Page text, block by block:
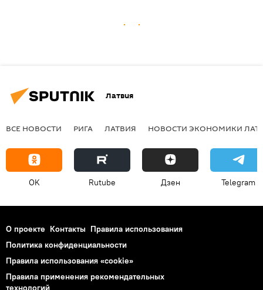
Латвия
ВСЕ НОВОСТИ РИГА ЛАТВИЯ НОВОСТИ ЭКОНОМИКИ
OK Rutube Дзен Telegram
О проекте Контакты Правила использования
Политика конфиденциальности
Правила использования «cookie»
Правила применения рекомендательных
технологий